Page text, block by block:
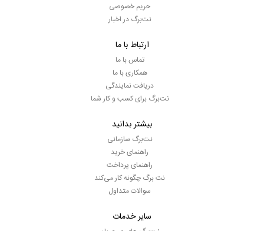
حریم خصوصی
نت‌برگ در اخبار
ارتباط با ما
تماس با ما
همکاری با ما
دریافت نمایندگی
نت‌برگ برای کسب و کار شما
بیشتر بدانید
نت‌برگ سازمانی
راهنمای خرید
راهنمای پرداخت
نت برگ چگونه کار می‌کند
سوالات متداول
سایر خدمات